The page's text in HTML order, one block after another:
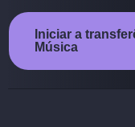
Iniciar a
Música